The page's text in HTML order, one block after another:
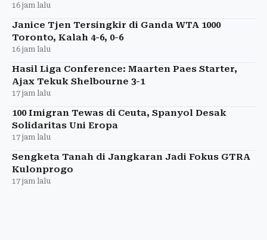
16 jam lalu
Janice Tjen Tersingkir di Ganda WTA 1000
Toronto, Kalah 4-6, 0-6
16 jam lalu
Hasil Liga Conference: Maarten Paes Starter,
Ajax Tekuk Shelbourne 3-1
17 jam lalu
100 Imigran Tewas di Ceuta, Spanyol Desak
Solidaritas Uni Eropa
17 jam lalu
Sengketa Tanah di Jangkaran Jadi Fokus GTRA
Kulonprogo
17 jam lalu